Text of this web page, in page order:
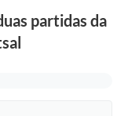
partidas da